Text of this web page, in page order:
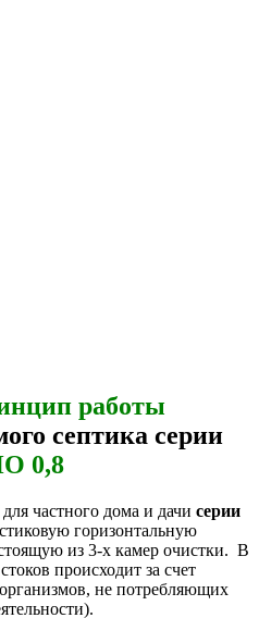
работы
септика серии
0,8
для частного дома и дачи серии
горизонтальную
из 3-х камер очистки. В
происходит за счет
не потребляющих